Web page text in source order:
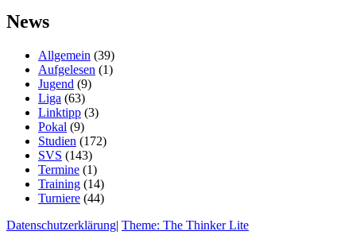
News
Allgemein (39)
Aufgelesen (1)
Jugend (9)
Liga (63)
Linktipp (3)
Pokal (9)
Studien (172)
SVS (143)
Termine (1)
Training (14)
Turniere (44)
Datenschutzerklärung| Theme: The Thinker Lite